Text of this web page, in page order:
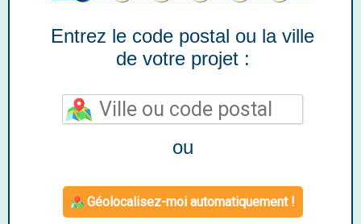
Entrez le code postal ou la ville
de votre projet :
ou
Géolocalisez-moi automatiquement !